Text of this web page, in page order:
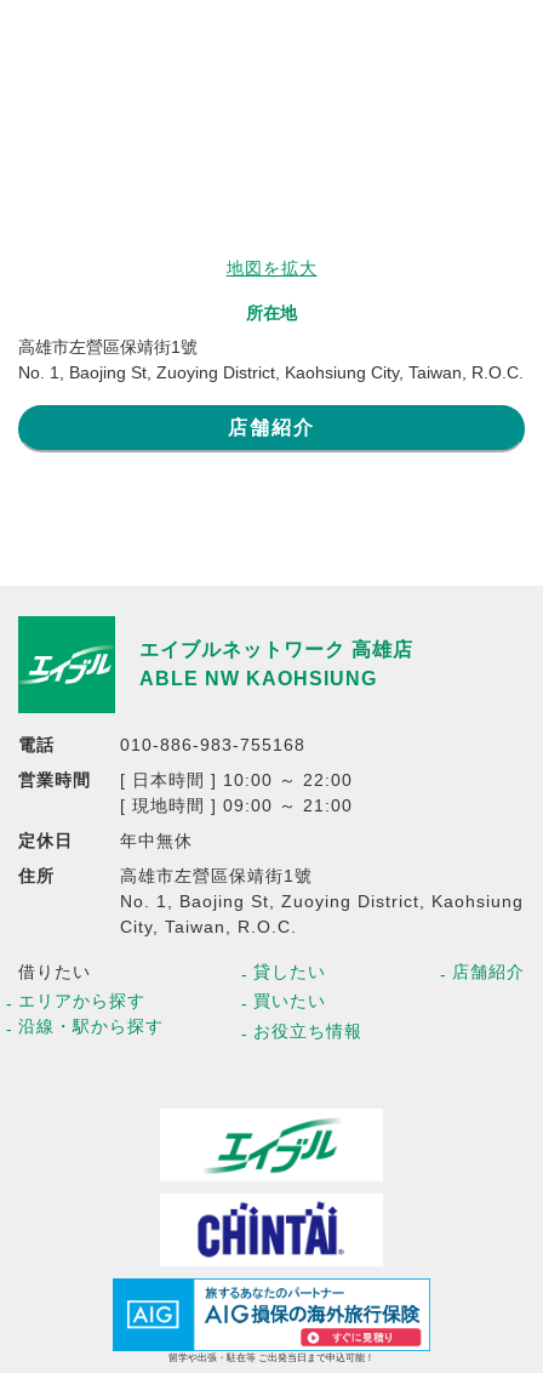
地図を拡大
所在地
高雄市左營區保靖街1號
No. 1, Baojing St, Zuoying District, Kaohsiung City, Taiwan, R.O.C.
店舗紹介
エイブルネットワーク 高雄店
ABLE NW KAOHSIUNG
電話
010-886-983-755168
営業時間
[ 日本時間 ] 10:00 ～ 22:00
[ 現地時間 ] 09:00 ～ 21:00
定休日
年中無休
住所
高雄市左營區保靖街1號
No. 1, Baojing St, Zuoying District, Kaohsiung
City, Taiwan, R.O.C.
借りたい
エリアから探す
沿線・駅から探す
貸したい
買いたい
お役立ち情報
店舗紹介
留学や出張・駐在等 ご出発当日まで申込可能！